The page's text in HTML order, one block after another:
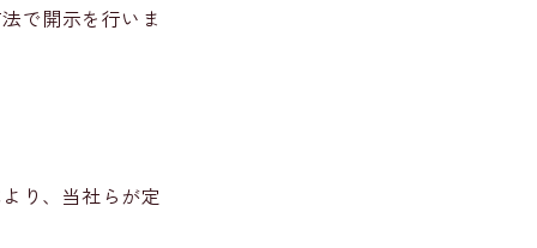
で開示を行いま
り、当社らが定